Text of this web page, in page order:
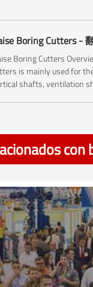
Boring Cutters -
Boring Cutters
is mainly used for
shafts, ventilation
con